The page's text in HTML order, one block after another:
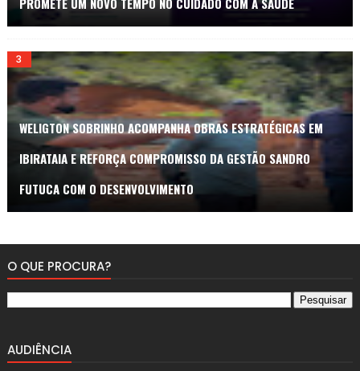
WELIGTON SOBRINHO ACOMPANHA OBRAS ESTRATÉGICAS EM
IBIRATAIA E REFORÇA COMPROMISSO DA GESTÃO SANDRO
FUTUCA COM O DESENVOLVIMENTO
O QUE PROCURA?
AUDIÊNCIA